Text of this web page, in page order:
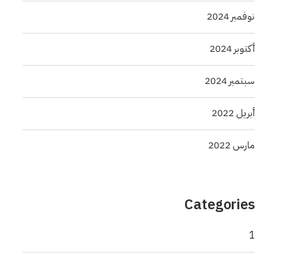
نوفمبر 2024
أكتوبر 2024
سبتمبر 2024
أبريل 2022
مارس 2022
Categories
1